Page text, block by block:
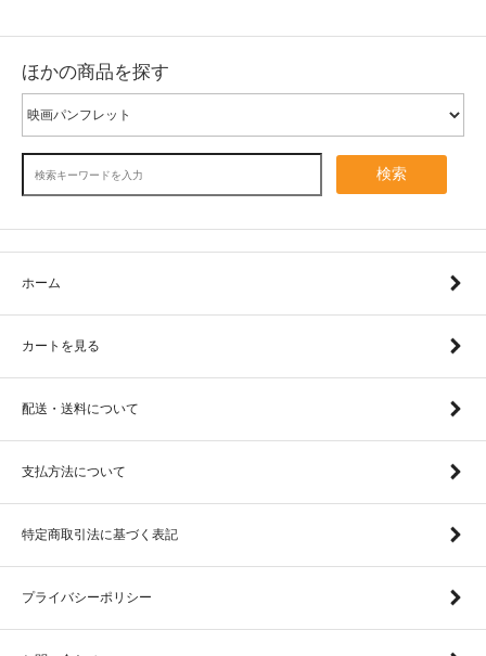
ほかの商品を探す
検索
ホーム
カートを見る
配送・送料について
支払方法について
特定商取引法に基づく表記
プライバシーポリシー